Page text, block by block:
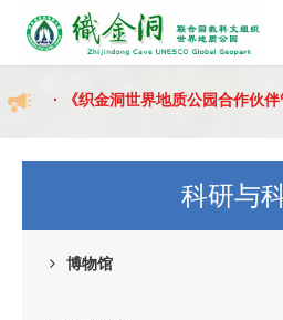
· 《织金洞世界地质公园合作伙伴
法》正式发布！欢迎各...
· 乌江源百里画廊化屋码头临时
· 织金洞景区2026年暑期夜游开
科研与
博物馆